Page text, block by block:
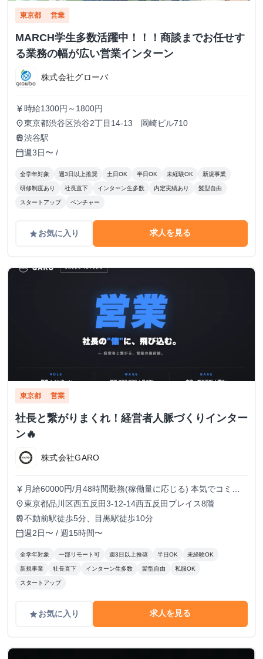
東京都 営業
MARCH学生多数活躍中！！！商談までお任せす
る業務の幅が広い営業インターン
株式会社グローバ
currency_yen 時給1300円～1800円
place東京都渋谷区渋谷2丁目14-13 岡崎ビル710
train渋谷駅
calendar_today週3日〜 /
全学年対象 週3日以上推奨 土日OK 半日OK 未経験OK 新規事業
研修制度あり 社長直下 インターン生多数 内定実績あり 髪型自由
スタートアップ ベンチャー
gradeお気に入り 求人を見る
東京都 営業
社長と繋がりまくれ！経営者人脈づくりインター
ン🔥
株式会社GARO
currency_yen 月給60000円/月48時間勤務(稼働量に応じる) 本気でコミッ
トすれば、学生でも圧倒的な実績と報酬を得られる環境で
す！
place東京都品川区西五反田3-12-14西五反田プレイス8階
train不動前駅徒歩5分、目黒駅徒歩10分
calendar_today週2日〜 / 週15時間〜
全学年対象 一部リモート可 週3日以上推奨 半日OK 未経験OK
新規事業 社長直下 インターン生多数 髪型自由 私服OK
スタートアップ
gradeお気に入り 求人を見る